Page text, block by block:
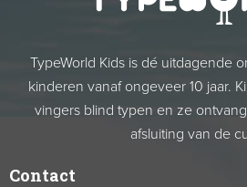
TypeWorld Kids is dé uitdagende
kinderen vanaf ongeveer 10 jaar.
vingers blind typen en ze
afsluiting van de
Contact